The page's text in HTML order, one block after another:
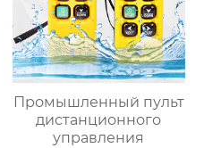
Промышленный пульт
дистанционного
управления